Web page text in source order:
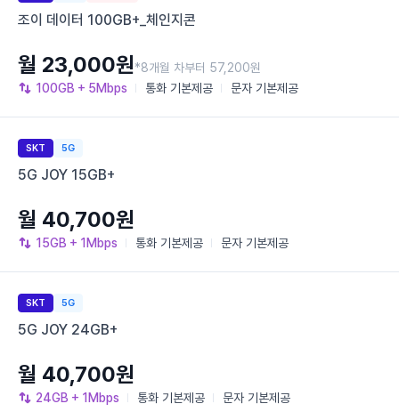
조이 데이터 100GB+_체인지콘
100GB + 5Mbps 통화 기본제공 문자 기본제공
월 23,000원*8개월 차부터 57,200원
SKT 5G
5G JOY 15GB+
15GB + 1Mbps 통화 기본제공 문자 기본제공
월 40,700원
SKT 5G
5G JOY 24GB+
24GB + 1Mbps 통화 기본제공 문자 기본제공
월 40,700원